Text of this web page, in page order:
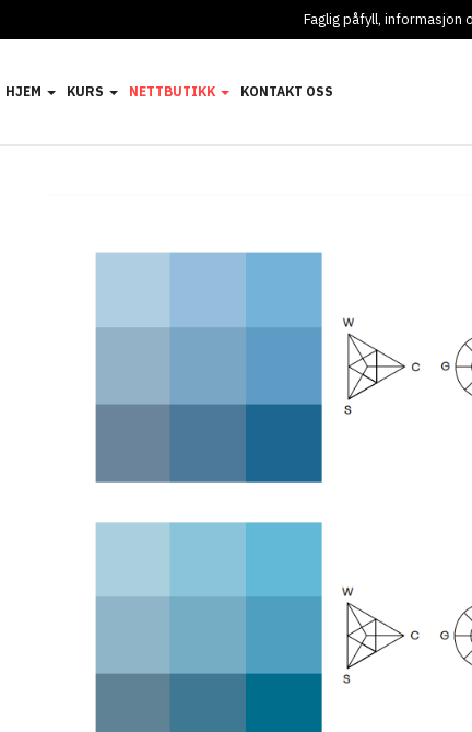
Faglig påfyll, informasjon
HJEM KURS NETTBUTIKK KONTAKT OSS